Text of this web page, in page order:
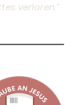
verloren.“